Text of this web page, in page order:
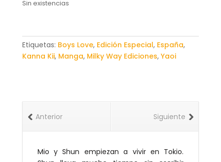
Sin existencias
Etiquetas: Boys Love, Edición Especial, España,
Kanna Kii, Manga, Milky Way Ediciones, Yaoi
Siguiente
Anterior
Mio y Shun empiezan a vivir en Tokio.